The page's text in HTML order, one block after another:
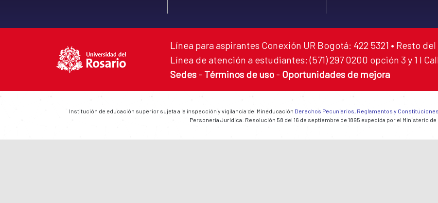
Línea para aspirantes Conexión UR Bogotá: 422 5321 • Resto del
Línea de atención a estudiantes: (571) 297 0200 opción 3 y 1 I
Sedes - Términos de uso - Oportunidades de mejora
Institución de educación superior sujeta a la inspección y vigilancia del Mineducación Derechos Pecuniarios, Reglamentos y Constituciones
Personería Jurídica: Resolución 58 del 16 de septiembre de 1895 expedida por el Ministerio de